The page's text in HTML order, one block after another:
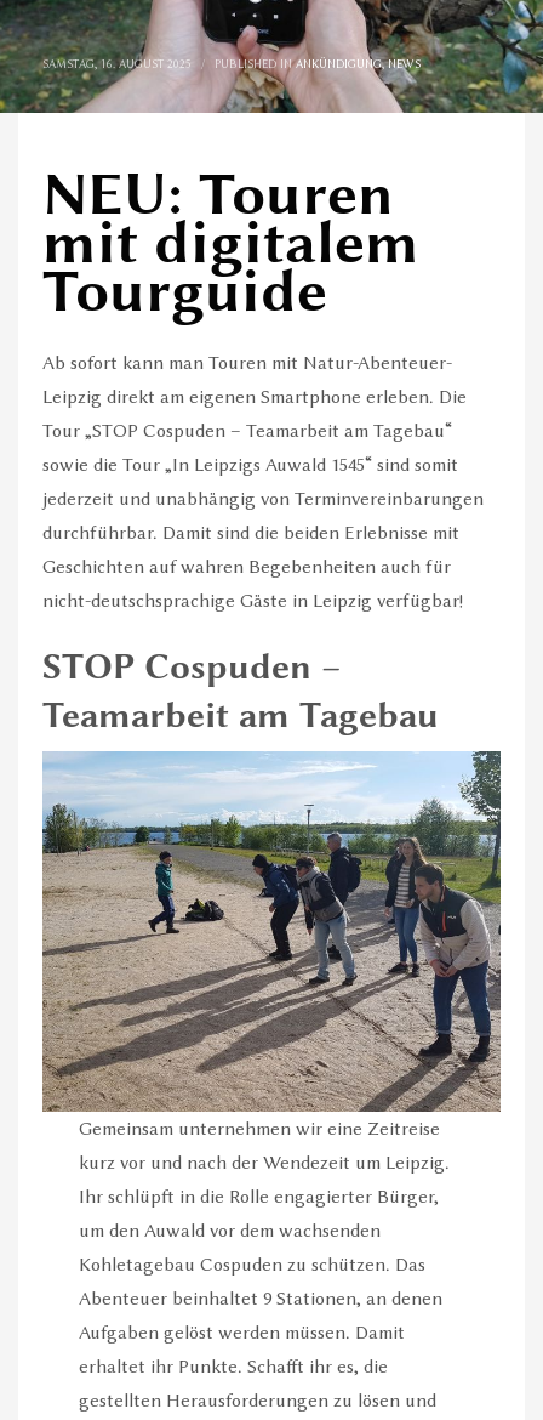
Die Abenteuer können im gesamten
Leipziger Neuseenlandstattfinden.
Zwischen Delitzsch und Borna bietet die
für Touren.
TEAM ABENTEUER
Unsere Team-Events bieten sich für
Firmenausflüge, Familien und Gruppen
Buchungsanfrage.
3 SCHRITTE ZUR PERFEKTEN TOUR
1
Tour eines Naturabenteuers auswählen
Vorgegebenen Termin wählen. Oder eigenen
vorschlagen
Buchungsanfrage absenden
SAMSTAG, 16. AUGUST 2025 / PUBLISHED INANKÜNDIGUNG,NEWS
NEU: Touren
mit digitalem
Tourguide
Ab sofort kann man Touren mit Natur-Abenteuer-
Leipzig direkt am eigenen Smartphone erleben. Die
Tour „STOP Cospuden – Teamarbeit am Tagebau“
sowie die Tour „In Leipzigs Auwald 1545“ sind somit
jederzeit und unabhängig von Terminvereinbarungen
durchführbar. Damit sind die beiden Erlebnisse mit
Geschichten auf wahren Begebenheiten auch für
nicht-deutschsprachige Gäste in Leipzig verfügbar!
STOP Cospuden –
Teamarbeit am Tagebau
Gemeinsam unternehmen wir eine Zeitreise
kurz vor und nach der Wendezeit um Leipzig.
Ihr schlüpft in die Rolle engagierter Bürger,
um den Auwald vor dem wachsenden
Kohletagebau Cospuden zu schützen. Das
Abenteuer beinhaltet 9 Stationen, an denen
Aufgaben gelöst werden müssen. Damit
erhaltet ihr Punkte. Schafft ihr es, die
gestellten Herausforderungen zu lösen und